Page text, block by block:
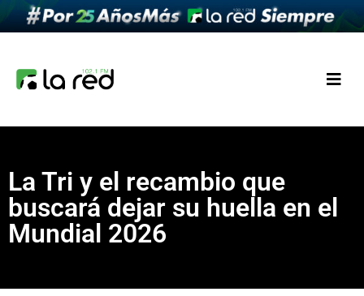
La Tri y el recambio que
buscará dejar su huella en el
Mundial 2026